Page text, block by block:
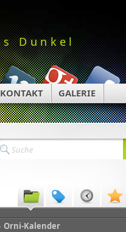
Dunkel
KONTAKT GALERIE
Orni-Kalender